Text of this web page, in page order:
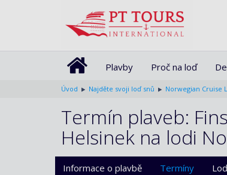
Plavby Proč na loď
Úvod Najděte svoji loď snů Norwegian Cruise
Termín plaveb:
Helsinek na lodi
Informace o plavbě Termíny Loď